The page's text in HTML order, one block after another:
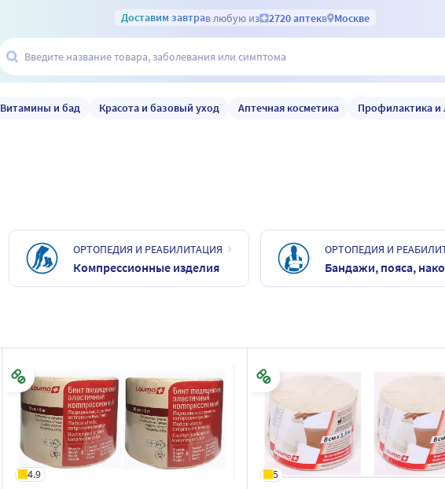
Доставим завтрав любую из 2720 аптекв Москве
Витамины и бад Красота и базовый уход Аптечная косметика Профилактика и
ОРТОПЕДИЯ И РЕАБИЛИТАЦИЯ
Компрессионные изделия
ОРТОПЕДИЯ И
Бандажи, пояса,
4.9 5